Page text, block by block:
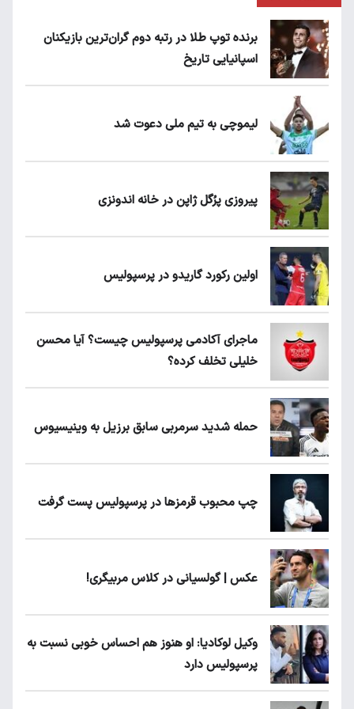
برنده توپ طلا در رتبه دوم گران‌ترین بازیکنان
اسپانیایی تاریخ
لیموچی به تیم ملی دعوت شد
پیروزی پرُگل ژاپن در خانه اندونزی
اولین رکورد گاریدو در پرسپولیس
ماجرای آکادمی پرسپولیس چیست؟ آیا محسن
خلیلی تخلف کرده؟
حمله شدید سرمربی سابق برزیل به وینیسیوس
چپ محبوب قرمزها در پرسپولیس پست گرفت
عکس | گولسیانی در کلاس مربیگری!
وکیل لوکادیا: او هنوز هم احساس خوبی نسبت به
پرسپولیس دارد